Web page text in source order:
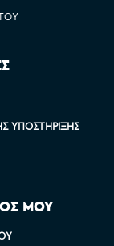
ΥΠΟΣΤΉΡΙΞΗΣ
ΜΟΥ